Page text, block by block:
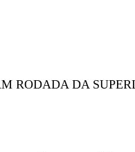
RODADA DA